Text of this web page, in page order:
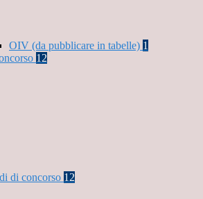
OIV (da pubblicare in tabelle) 1
12
di concorso 12